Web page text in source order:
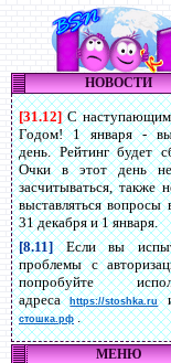
НОВОСТИ
[31.12]С
Годом! 1 января -
день. Рейтинг будет
Очки в этот день
засчитываться, также
выставляться вопросы
31 декабря и 1 января.
[8.11]Если вы
проблемы с
попробуйте
адресаhttps://stoshka.ru
стошка.рф.
МЕНЮ